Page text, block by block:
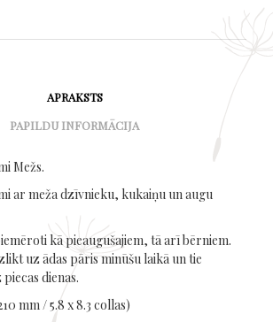
APRAKSTS
PAPILDU INFORMĀCIJA
Mežs.
ar meža dzīvnieku, kukaiņu un augu
kā pieaugušajiem, tā arī bērniem.
uz ādas pāris minūšu laikā un tie
dienas.
mm / 5.8 x 8.3 collas)